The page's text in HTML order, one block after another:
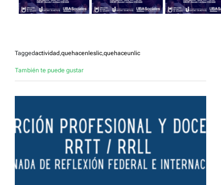
Taggedactividad ,quehacenleslic,quehaceunlic
También te puede gustar